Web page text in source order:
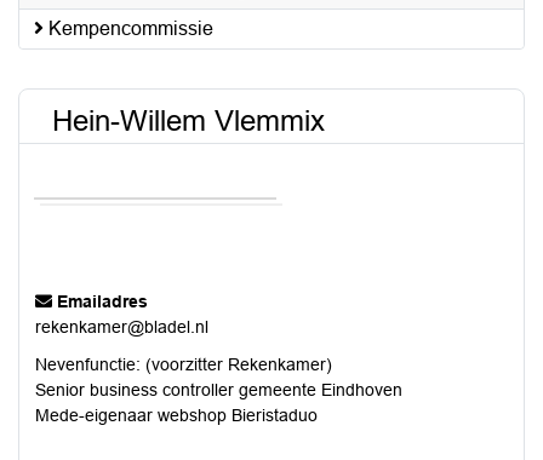
Kempencommissie
Hein-Willem Vlemmix
Emailadres
rekenkamer@bladel.nl
Nevenfunctie: (voorzitter Rekenkamer)
Senior business controller gemeente Eindhoven
Mede-eigenaar webshop Bieristaduo